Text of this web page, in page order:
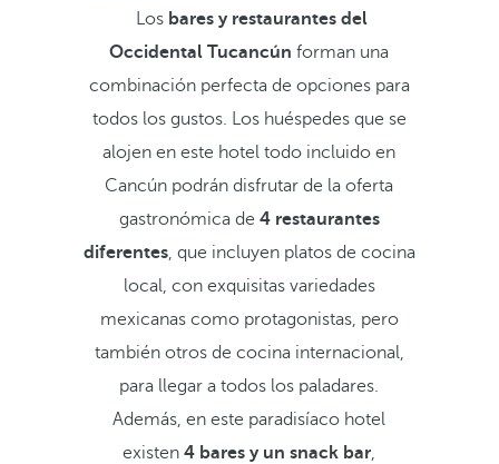
Los bares y restaurantes del
Occidental Tucancún forman una
combinación perfecta de opciones para
todos los gustos. Los huéspedes que se
alojen en este hotel todo incluido en
Cancún podrán disfrutar de la oferta
gastronómica de 4 restaurantes
diferentes, que incluyen platos de cocina
local, con exquisitas variedades
mexicanas como protagonistas, pero
también otros de cocina internacional,
para llegar a todos los paladares.
Además, en este paradisíaco hotel
existen4 bares y un snack bar,